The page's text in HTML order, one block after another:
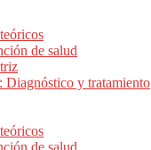
de salud
Diagnóstico y tratamiento
de salud